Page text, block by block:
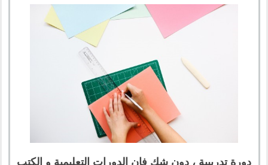
دورة تدريبية ، دون شك فإن الدورات التعليمية و الكتب